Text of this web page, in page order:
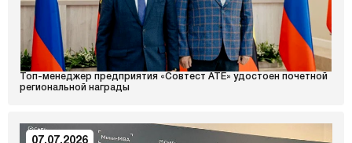
Топ-менеджер предприятия «Совтест АТЕ» удостоен почетной
региональной награды
07.07.2026